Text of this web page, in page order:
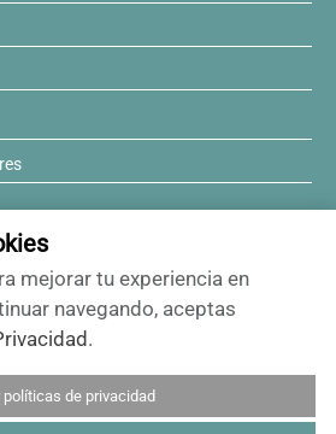
mejorar tu experiencia en
navegando, aceptas
.
políticas de privacidad
ISSN 0717-6384